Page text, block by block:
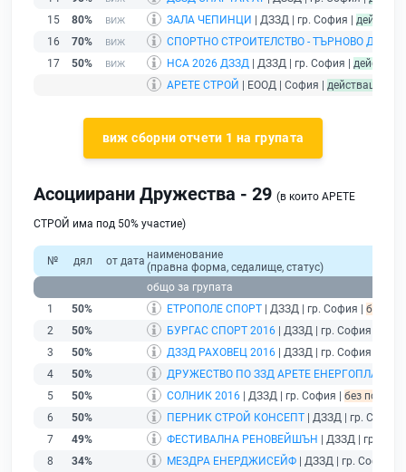
15
80% ЗАЛА ЧЕПИНЦИ | ДЗЗД | гр. София | действащ
16
70% СПОРТНО СТРОИТЕЛСТВО - ТЪРНОВО ДЗЗД
17
50% НСА 2026 ДЗЗД | ДЗЗД | гр. София | действащ
АРЕТЕ СТРОЙ
| ЕООД | София | действащ
виж сборни отчети 1 на групата
Асоциирани Дружества - 29 (в които АРЕТЕ
СТРОЙ има под 50% участие)
№ дял от дата наименование
(правна форма, седалище, статус)
общо за групата
1
50% ЕТРОПОЛЕ СПОРТ | ДЗЗД | гр. София | без
2
50% БУРГАС СПОРТ 2016 | ДЗЗД | гр. София |
3
50% ДЗЗД РАХОВЕЦ 2016 | ДЗЗД | гр. София |
4
50%
ДРУЖЕСТВО ПО ЗЗД АРЕТЕ ЕНЕРГОПЛАН
5
50% СОЛНИК 2016 | ДЗЗД | гр. София | без
6
50% ПЕРНИК СТРОЙ КОНСЕПТ | ДЗЗД | гр. София
7
49% ФЕСТИВАЛНА РЕНОВЕЙШЪН
| ДЗЗД | гр.
8
34% МЕЗДРА ЕНЕРДЖИСЕЙФ | ДЗЗД | гр. София |